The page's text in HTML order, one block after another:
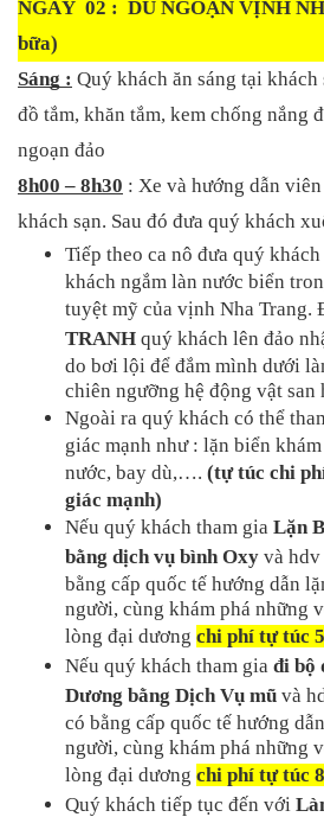
NGÀY  02 :  DU NGOẠN VỊNH
bữa)
Sáng : Quý khách ăn sáng tại khách
đồ tắm, khăn tắm, kem chống nắng
ngoạn đảo
8h00 – 8h30 : Xe và hướng dẫn
khách sạn. Sau đó đưa quý khách
Tiếp theo ca nô đưa quý khách
khách ngắm làn nước biển
tuyệt mỹ của vịnh Nha Trang.
TRANH quý khách lên đảo
do bơi lội để đắm mình dưới
chiên ngưỡng hệ động vật san
Ngoài ra quý khách có thể
giác mạnh như : lặn biển
nước, bay dù,…. (tự túc chi
giác mạnh)
Nếu quý khách tham gia Lặn
bằng dịch vụ bình Oxy và
bằng cấp quốc tế hướng dẫn
người, cùng khám phá những
lòng đại dương chi phí tự túc
Nếu quý khách tham gia đi bộ
Dương bằng Dịch Vụ mũ và
có bằng cấp quốc tế hướng
người, cùng khám phá những
lòng đại dương chi phí tự túc
Quý khách tiếp tục đến với